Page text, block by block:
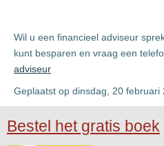
Wil u een financieel adviseur
kunt besparen en vraag een
adviseur
Geplaatst op dinsdag, 20 februari
Bestel het gratis boek